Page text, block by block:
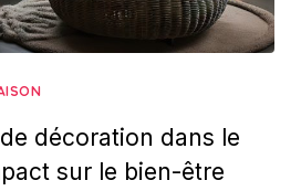
décoration dans le
sur le bien-être